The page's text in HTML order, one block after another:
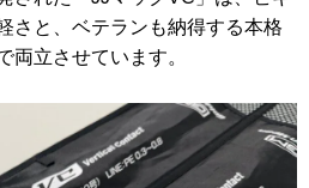
さと、ベテランも納得する本格
両立させています。